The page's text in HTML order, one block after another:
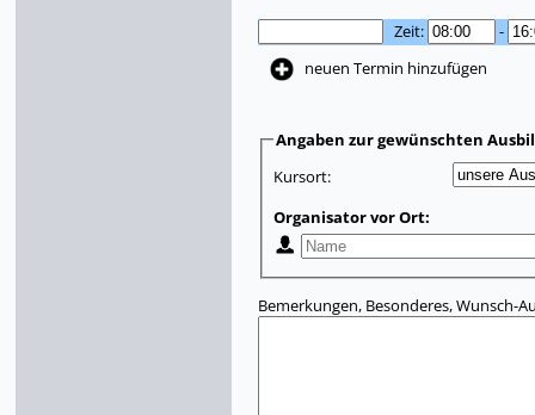
Zeit:
-
neuen Termin hinzufügen
Angaben zur gewünschten
Kursort:
Organisator vor Ort:
Bemerkungen, Besonderes, Wunsch-